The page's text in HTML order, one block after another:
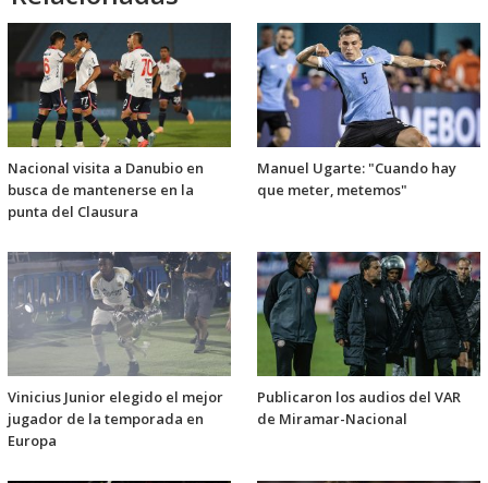
Nacional visita a Danubio en
busca de mantenerse en la
punta del Clausura
Manuel Ugarte: "Cuando hay
que meter, metemos"
Vinicius Junior elegido el mejor
jugador de la temporada en
Europa
Publicaron los audios del VAR
de Miramar-Nacional